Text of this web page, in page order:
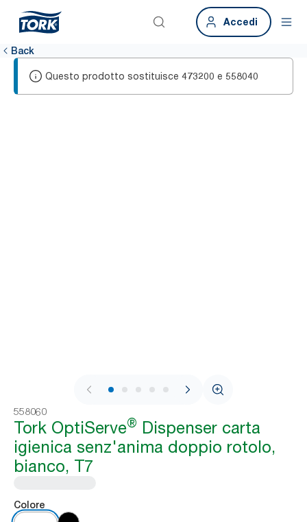
Accedi
Back
Questo prodotto sostituisce 473200 e 558040
1 / 7
558060
Tork OptiServe® Dispenser carta
igienica senz'anima doppio rotolo,
bianco, T7
Colore